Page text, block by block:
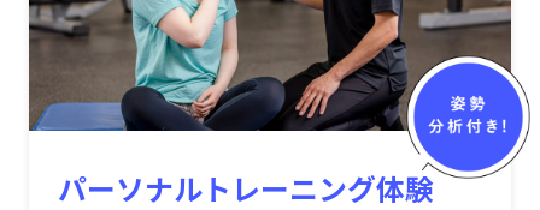
パーソナルトレーニング体験